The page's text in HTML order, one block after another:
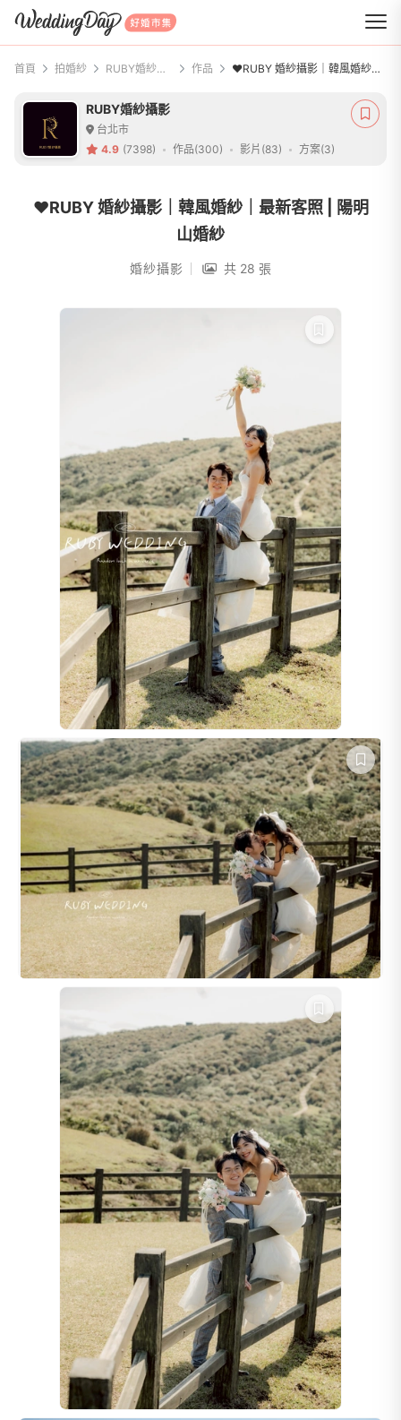
WeddingDay 好婚市集
首頁 拍婚紗 RUBY婚紗攝影 作品 ❤️RUBY 婚紗攝影｜韓風婚紗｜最新客照 | 陽明山婚紗
RUBY婚紗攝影
台北市
4.9 (7398) 作品(300) 影片(83) 方案(3)
❤️RUBY 婚紗攝影｜韓風婚紗｜最新客照 | 陽明
山婚紗
婚紗攝影 共 28 張